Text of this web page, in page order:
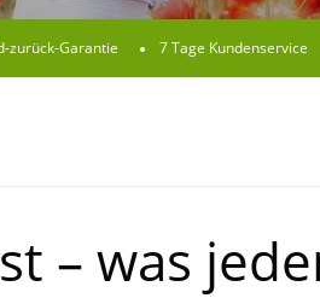
zurück-Garantie 7 Tage Kundenservice
– was